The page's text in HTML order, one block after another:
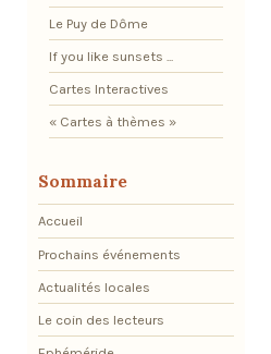
Le Puy de Dôme
If you like sunsets ...
Cartes Interactives
« Cartes à thèmes »
Sommaire
Accueil
Prochains événements
Actualités locales
Le coin des lecteurs